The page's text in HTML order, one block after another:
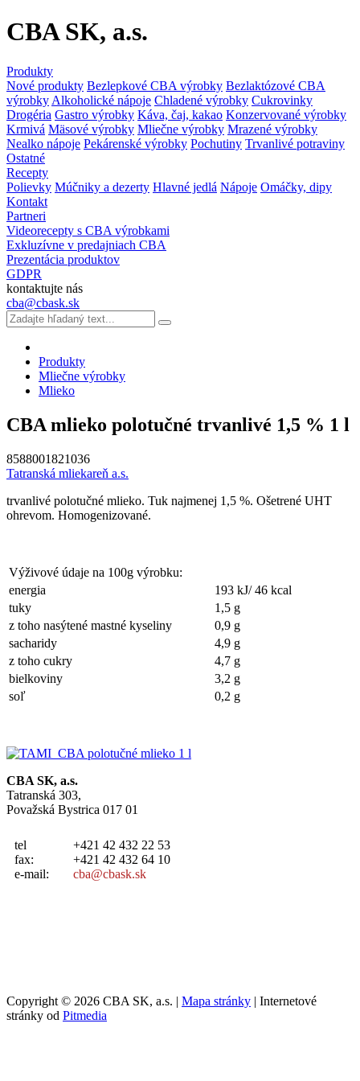
CBA SK, a.s.
Produkty
Nové produkty Bezlepkové CBA výrobky Bezlaktózové CBA
výrobky Alkoholické nápoje Chladené výrobky Cukrovinky
Drogéria Gastro výrobky Káva, čaj, kakao Konzervované výrobky
Krmivá Mäsové výrobky Mliečne výrobky Mrazené výrobky
Nealko nápoje Pekárenské výrobky Pochutiny Trvanlivé potraviny
Ostatné
Recepty
Polievky Múčniky a dezerty Hlavné jedlá Nápoje Omáčky, dipy
Kontakt
Partneri
Videorecepty s CBA výrobkami
Exkluzívne v predajniach CBA
Prezentácia produktov
GDPR
kontaktujte nás
cba@cbask.sk
Produkty
Mliečne výrobky
Mlieko
CBA mlieko polotučné trvanlivé 1,5 % 1 l
8588001821036
Tatranská mliekareň a.s.
trvanlivé polotučné mlieko. Tuk najmenej 1,5 %. Ošetrené UHT
ohrevom. Homogenizované.
Výživové údaje na 100g výrobku:
energia
193 kJ/ 46 kcal
tuky
1,5 g
z toho nasýtené mastné kyseliny
0,9 g
sacharidy
4,9 g
z toho cukry
4,7 g
bielkoviny
3,2 g
soľ
0,2 g
CBA SK, a.s.
Tatranská 303,
Považská Bystrica 017 01
tel
fax:
e-mail:
+421 42 432 22 53
+421 42 432 64 10
cba@cbask.sk
Copyright © 2026 CBA SK, a.s. | Mapa stránky | Internetové
stránky od Pitmedia